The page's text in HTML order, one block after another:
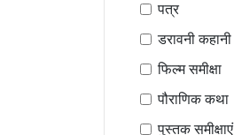
पत्र
डरावनी कहानी
फिल्म समीक्षा
पौराणिक कथा
पुस्तक समीक्षाएं